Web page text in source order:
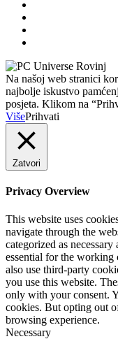
Na našoj web stranici
najbolje iskustvo
posjeta. Klikom na
VišePrihvati
Zatvori
Privacy Overview
This website uses
navigate through the
categorized as
essential for the working
also use third-party
you use this website.
only with your consent.
cookies. But opting out
browsing experience.
Necessary